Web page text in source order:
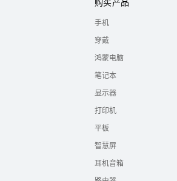
手机
穿戴
鸿蒙电脑
笔记本
显示器
打印机
平板
智慧屏
耳机音箱